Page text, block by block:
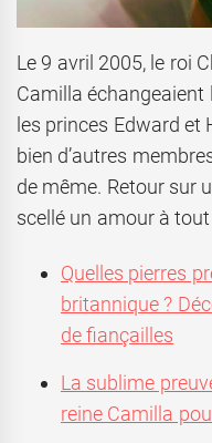
Le 9 avril 2005, le roi
Camilla
les princes Edward et
bien d’autres
de même. Retour sur
scellé un amour à
Quelles pierres
britannique ?
de fiançailles
La sublime
reine Camilla